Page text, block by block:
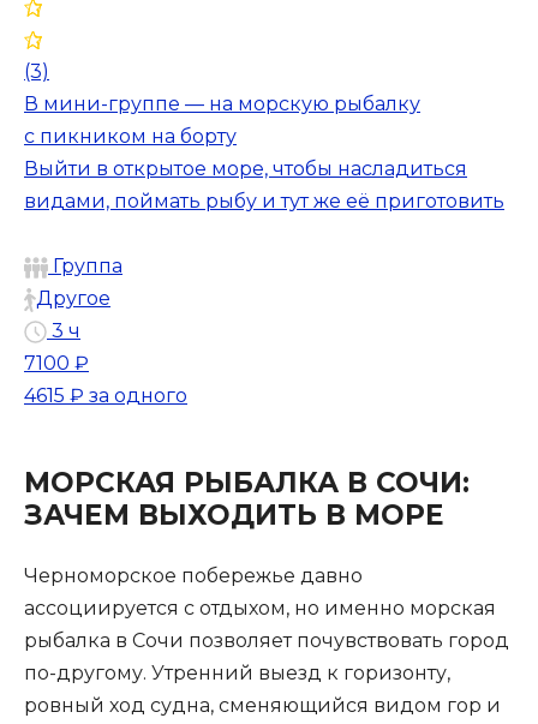
(3)
В мини-группе — на морскую рыбалку
с пикником на борту
Выйти в открытое море, чтобы насладиться
видами, поймать рыбу и тут же её приготовить
Группа
Другое
3 ч
7100 ₽
4615 ₽ за одного
МОРСКАЯ РЫБАЛКА В СОЧИ:
ЗАЧЕМ ВЫХОДИТЬ В МОРЕ
Черноморское побережье давно
ассоциируется с отдыхом, но именно морская
рыбалка в Сочи позволяет почувствовать город
по-другому. Утренний выезд к горизонту,
ровный ход судна, сменяющийся видом гор и